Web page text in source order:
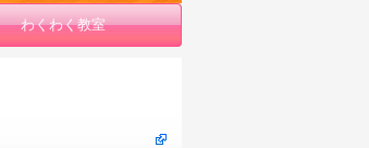
わくわく教室